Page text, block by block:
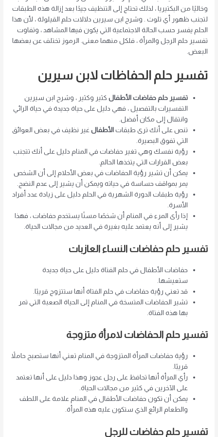
وخاليًا من البكتيريا ، لذلك تحتاج إلى التنظيف جيدًا بعد إزالة هذه الطبقات
لتجنب ظهور أي تلوث . وشرح ابن سيرين دلالات حلم القيلولة ، لأن هذا
الحلم يفسر حسب الحالة الاجتماعية التي يكون فيها المشاهد ، وتفاوت
تفسير حلم الرجل والمرأة ، فلكل منهما معنى. الرموز تختلف عن بعضها
البعض.
تفسير حلم الحفاظات لابن سيرين
تفسير حلم حفاضات الأطفال كثير وكثير ، وشرح ابن سيرين
التفسيرات بالتفصيل ، فهي دليل على حياة جديدة في حياة الرائي
وانتقال إلى مكان أفضل.
تنص على أنك ترى طبقاتالأطفال غير نظيف في بعض العوائق
التي تفوق البصيرة.
رؤية نفسك وهي تغير حفاضات في المنام دليل على أنك تتجنب
بعض القرارات التي يتخذها الحالم.
يمكن أن تشير رؤية الحفاضات في بعض الأحلام إلى أن الشخص
يمر بمواقف حساسة في حياته ويمكن أن يشير إلى عدم النضج.
رؤية طبقات الدورة الشهرية في الحلم دليل على زيادة عدد أفراد
الأسرة.
إذا رأى المرء في المنام أن شخصًا مسنًا يستخدم حفاضات ، فهذا
يشير إلى أنه يعتمد عليه بغيرة في العديد من مجالات الحياة.
تفسير حلم حفاضات النساء العازبات
حفاضات الأطفال في حلم الفتاة دليل على حياة جديدة
ستعيشها.
قد تعني رؤية حفاضات في حلم الفتاة أنها ستتزوج قريبًا.
تشير الحفاضات المتسخة في المنام إلى الحياة الصعبة التي تمر
بها هذه الفتاة.
تفسير حلم الحفاضات لامرأة متزوجة
رؤية حفاضات المرأة المتزوجة في المنام تعني أنها ستصبح حاملاً
قريبًا.
رأي المرأة أنها تحافظ على رجل عجوز وهذا دليل على أنها تعتمد
على الآخرين في كثير من مجالات الحياة.
يمكن أن تكون حفاضات الأطفال في المنام علامة على اللطف
والطعام الرائع الذي ستكون عليه هذه المرأة.
تفسير حلم حفاضات للرجل